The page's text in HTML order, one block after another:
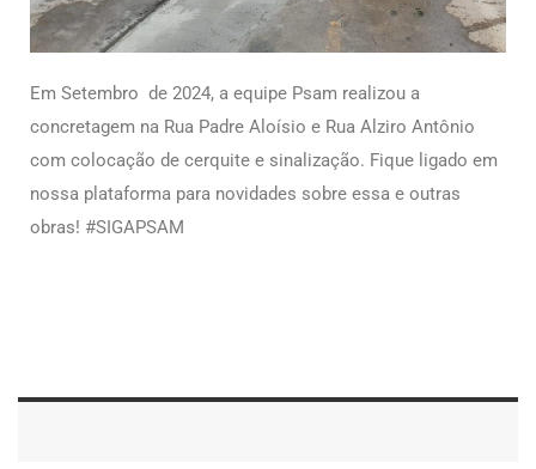
Em Setembro de 2024, a equipe Psam realizou a
concretagem na Rua Padre Aloísio e Rua Alziro Antônio
com colocação de cerquite e sinalização. Fique ligado em
nossa plataforma para novidades sobre essa e outras
obras! #SIGAPSAM